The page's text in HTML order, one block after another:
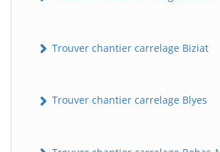
Trouver chantier carrelage Biziat
Trouver chantier carrelage Blyes